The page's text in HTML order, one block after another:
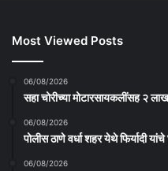
Most Viewed Posts
06/08/2026
सहा चोरीच्या मोटारसायकलींसह २
06/08/2026
पोलीस ठाणे वर्धा शहर येथे फिर्यादी
06/08/2026